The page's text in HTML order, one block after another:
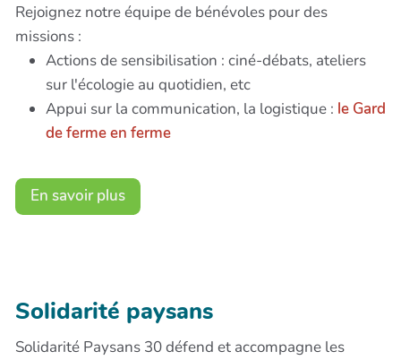
Rejoignez notre équipe de bénévoles pour des
missions :
Actions de sensibilisation : ciné-débats, ateliers
sur l'écologie au quotidien, etc
Appui sur la communication, la logistique : le Gard
de ferme en ferme
En savoir plus
Solidarité paysans
Solidarité Paysans 30 défend et accompagne les